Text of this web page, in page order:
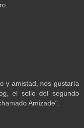
y amistad, nos gustaría
el sello del segundo
Amizade".